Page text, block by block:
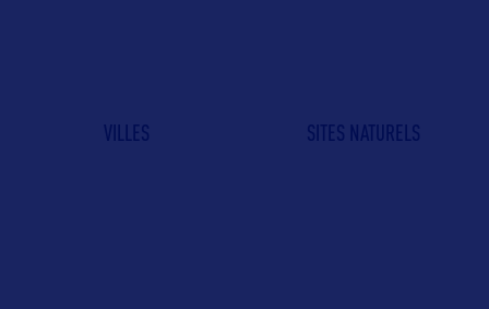
VILLES SITES NATURELS